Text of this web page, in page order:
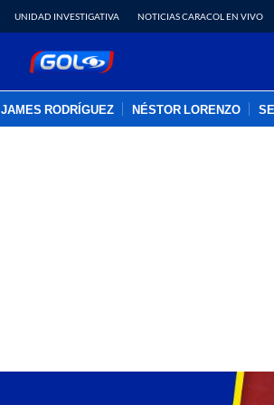
UNIDAD INVESTIGATIVA NOTICIAS CARACOL EN VIVO
JAMES RODRÍGUEZ NÉSTOR LORENZO